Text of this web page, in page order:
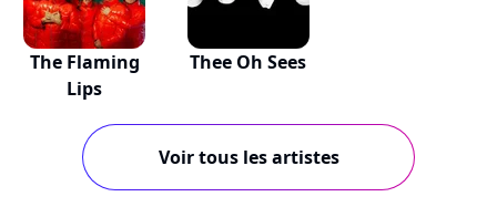
The Flaming
Lips
Thee Oh Sees
Voir tous les artistes